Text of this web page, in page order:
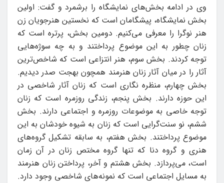
وی در ادامه بخش‌های نمایشگاه را برشمرد و گفت: اولین
بخش نمایشگاه، پیشگامان است که نخستین هنرجویان زن
هنر نوگرا را معرفی می‌کنیم. دومین بخش، پرتره است که
زنان چطور به این موضوع پرداختند و به چه سوژه‌هایی
توجه کردند. بخش سوم، هنر انتزاعی است که شاخص‌ترین
آثار را در میان آثار زنان هنرمند همچون بهجت صدر دیدیم.
بخش چهارم، منظره نگاری است که زنان آثار شاخصی در
این حوزه دارند. بخش پنجم، زندگی روزمره است که زنان
توجه خاصی به موضوعات روزمره و اجتماعی دارند. بخش
ششم، نو سنت‌گرایی است که زنان به شیوه خودشان به این
موضوع پرداختند. بخش هفتم، به سابقه تشکیل گروه‌های
هنری و گروه دنا که تنها گروه مختص زنان در آن زمان
است، می‌پردازد. بخش هشتم و آخر، پرداختن زنان هنرمند
به مسایل اجتماعی است که نمونه‌های شاخصی وجود دارد.